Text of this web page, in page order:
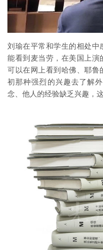
刘瑜在平常和学生的相处中
能看到麦当劳，在美国上演
可以在网上看到哈佛、耶鲁
初那种强烈的兴趣去了解
念、他人的经验缺乏兴趣，